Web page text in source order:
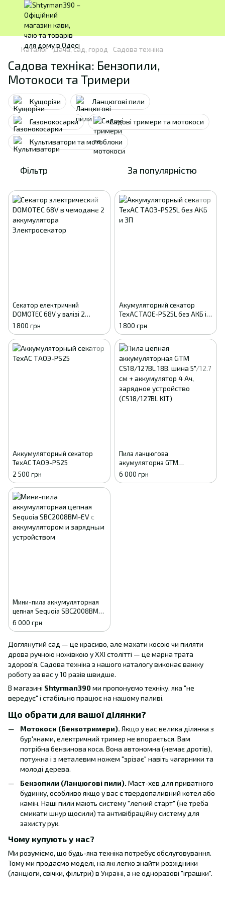
Каталог Дача, сад, город Садова техніка
Садова техніка: Бензопили,
Мотокоси та Тримери
Кущорізи Ланцюгові пили
Газонокосарки Садові тримери та мотокоси
Культиватори та мотоблоки
Фільтр За популярністю
Секатор електричний
DOMOTEC 68V у валізі 2
акумулятори
Електросекатори
1 800 грн
Акумуляторний секатор
TexAC ТАОЕ-PS25L без АКБ і
ЗП
1 800 грн
Аккумуляторный секатор
TexAC ТАОЭ-PS25
2 500 грн
Пила ланцюгова
акумуляторна GTM
CS18/127BL 18В, шина 5"/12.7
см + акумулятор 4 Аг,
6 000 грн
Мини-пила аккумуляторная
цепная Sequoia SBC2008BM-
EV с аккумулятором и
зарядным устройством
6 000 грн
Доглянутий сад — це красиво, але махати косою чи пиляти
дрова ручною ножівкою у XXI столітті — це марна трата
здоров'я. Садова техніка з нашого каталогу виконає важку
роботу за вас у 10 разів швидше.
В магазині Shtyrman390ми пропонуємо техніку, яка "не
вередує" і стабільно працює на нашому паливі.
Що обрати для вашої ділянки?
Мотокоси (Бензотримери). Якщо у вас велика ділянка з
бур'янами, електричний тример не впорається. Вам
потрібна бензинова коса. Вона автономна (немає дротів),
потужна і з металевим ножем "зрізає" навіть чагарники та
молоді дерева.
Бензопили (Ланцюгові пили). Маст-хев для приватного
будинку, особливо якщо у вас є твердопаливний котел або
камін. Наші пили мають систему "легкий старт" (не треба
смикати шнур щосили) та антивібраційну систему для
захисту рук.
Чому купують у нас?
Ми розуміємо, що будь-яка техніка потребує обслуговування.
Тому ми продаємо моделі, на які легко знайти розхідники
(ланцюги, свічки, фільтри) в Україні, а не одноразові "іграшки".